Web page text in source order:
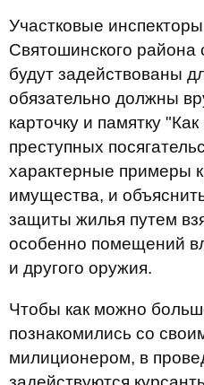
Участковые
Святошинского района
будут задействованы
обязательно должны
карточку и памятку
преступных
характерные примеры
имущества, и
защиты жилья путем
особенно помещений
и другого оружия.
Чтобы как можно
познакомились со
милиционером, в